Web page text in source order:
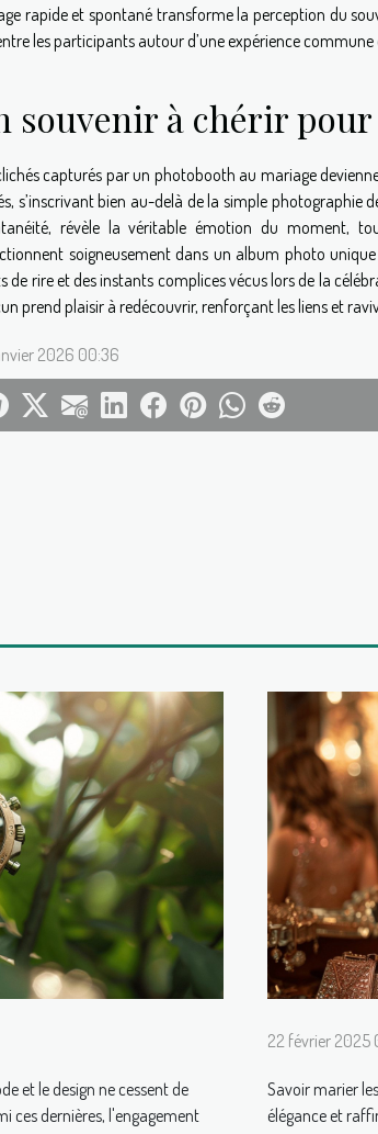
rapide et spontané transforme la perception du
les participants autour d’une expérience
souvenir à chérir
capturés par un photobooth au mariage
s’inscrivant bien au-delà de la simple photographie
révèle la véritable émotion du moment,
soigneusement dans un album photo
de rire et des instants complices vécus lors de la
prend plaisir à redécouvrir, renforçant les liens et
2026 00:36
et le design ne cessent de
ces dernières, l'engagement
22 février 2025
Savoir marier
élégance et